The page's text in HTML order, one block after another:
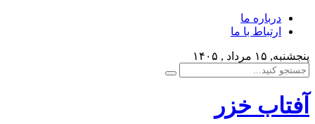
درباره ما
ارتباط با ما
پنجشنبه, ۱۵ مرداد , ۱۴۰۵
آفتاب خزر